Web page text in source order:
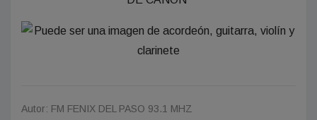
Autor: FM FENIX DEL PASO 93.1 MHZ